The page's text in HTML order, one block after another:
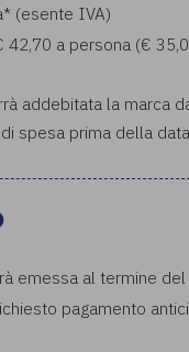
(esente IVA)
42,70 a persona (€
addebitata la marca
spesa prima della
emessa al termine
pagamento